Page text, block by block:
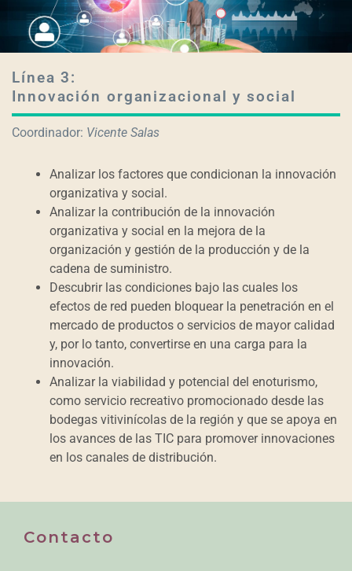
Línea 3:
Innovación organizacional y social
Coordinador: Vicente Salas
Analizar los factores que condicionan la innovación
organizativa y social.
Analizar la contribución de la innovación
organizativa y social en la mejora de la
organización y gestión de la producción y de la
cadena de suministro.
Descubrir las condiciones bajo las cuales los
efectos de red pueden bloquear la penetración en el
mercado de productos o servicios de mayor calidad
y, por lo tanto, convertirse en una carga para la
innovación.
Analizar la viabilidad y potencial del enoturismo,
como servicio recreativo promocionado desde las
bodegas vitivinícolas de la región y que se apoya en
los avances de las TIC para promover innovaciones
en los canales de distribución.
Contacto